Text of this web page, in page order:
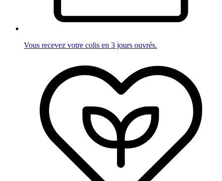
Vous recevez votre colis en 3 jours ouvrés.